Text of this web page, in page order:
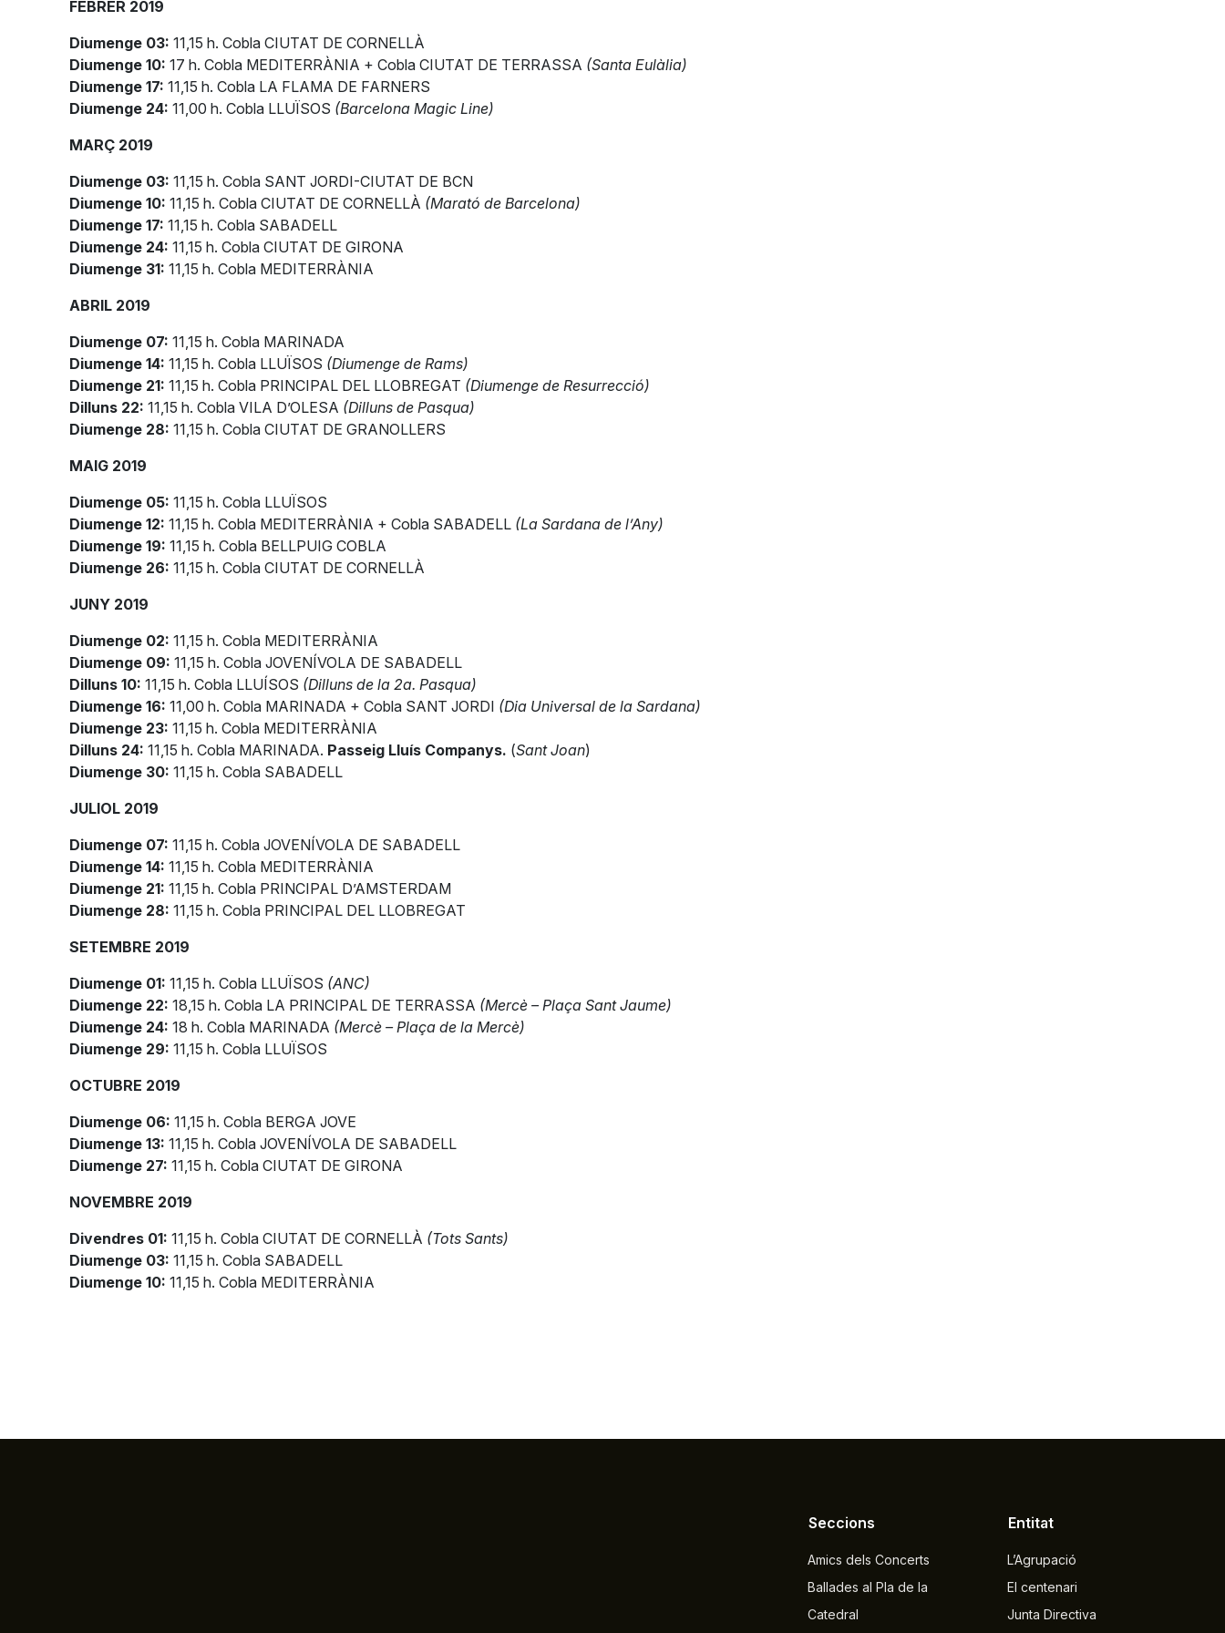
FEBRER 2019
Diumenge 03: 11,15 h. Cobla CIUTAT DE CORNELLÀ
Diumenge 10: 17 h. Cobla MEDITERRÀNIA + Cobla CIUTAT DE TERRASSA (Santa Eulàlia)
Diumenge 17: 11,15 h. Cobla LA FLAMA DE FARNERS
Diumenge 24: 11,00 h. Cobla LLUÏSOS (Barcelona Magic Line)
MARÇ 2019
Diumenge 03: 11,15 h. Cobla SANT JORDI-CIUTAT DE BCN
Diumenge 10: 11,15 h. Cobla CIUTAT DE CORNELLÀ (Marató de Barcelona)
Diumenge 17: 11,15 h. Cobla SABADELL
Diumenge 24: 11,15 h. Cobla CIUTAT DE GIRONA
Diumenge 31: 11,15 h. Cobla MEDITERRÀNIA
ABRIL 2019
Diumenge 07: 11,15 h. Cobla MARINADA
Diumenge 14: 11,15 h. Cobla LLUÏSOS (Diumenge de Rams)
Diumenge 21: 11,15 h. Cobla PRINCIPAL DEL LLOBREGAT (Diumenge de Resurrecció)
Dilluns 22: 11,15 h. Cobla VILA D’OLESA (Dilluns de Pasqua)
Diumenge 28: 11,15 h. Cobla CIUTAT DE GRANOLLERS
MAIG 2019
Diumenge 05: 11,15 h. Cobla LLUÏSOS
Diumenge 12: 11,15 h. Cobla MEDITERRÀNIA + Cobla SABADELL (La Sardana de l’Any)
Diumenge 19: 11,15 h. Cobla BELLPUIG COBLA
Diumenge 26: 11,15 h. Cobla CIUTAT DE CORNELLÀ
JUNY 2019
Diumenge 02: 11,15 h. Cobla MEDITERRÀNIA
Diumenge 09: 11,15 h. Cobla JOVENÍVOLA DE SABADELL
Dilluns 10: 11,15 h. Cobla LLUÍSOS (Dilluns de la 2a. Pasqua)
Diumenge 16: 11,00 h. Cobla MARINADA + Cobla SANT JORDI (Dia Universal de la Sardana)
Diumenge 23: 11,15 h. Cobla MEDITERRÀNIA
Dilluns 24: 11,15 h. Cobla MARINADA. Passeig Lluís Companys. (Sant Joan)
Diumenge 30: 11,15 h. Cobla SABADELL
JULIOL 2019
Diumenge 07: 11,15 h. Cobla JOVENÍVOLA DE SABADELL
Diumenge 14: 11,15 h. Cobla MEDITERRÀNIA
Diumenge 21: 11,15 h. Cobla PRINCIPAL D’AMSTERDAM
Diumenge 28: 11,15 h. Cobla PRINCIPAL DEL LLOBREGAT
SETEMBRE 2019
Diumenge 01: 11,15 h. Cobla LLUÏSOS (ANC)
Diumenge 22: 18,15 h. Cobla LA PRINCIPAL DE TERRASSA (Mercè – Plaça Sant Jaume)
Diumenge 24: 18 h. Cobla MARINADA (Mercè – Plaça de la Mercè)
Diumenge 29: 11,15 h. Cobla LLUÏSOS
OCTUBRE 2019
Diumenge 06: 11,15 h. Cobla BERGA JOVE
Diumenge 13: 11,15 h. Cobla JOVENÍVOLA DE SABADELL
Diumenge 27: 11,15 h. Cobla CIUTAT DE GIRONA
NOVEMBRE 2019
Divendres 01: 11,15 h. Cobla CIUTAT DE CORNELLÀ (Tots Sants)
Diumenge 03: 11,15 h. Cobla SABADELL
Diumenge 10: 11,15 h. Cobla MEDITERRÀNIA
Seccions
Amics dels Concerts
Ballades al Pla de la
Catedral
Entitat
L’Agrupació
El centenari
Junta Directiva